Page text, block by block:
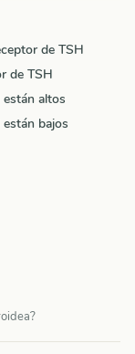
de TSH
de TSH
altos
bajos